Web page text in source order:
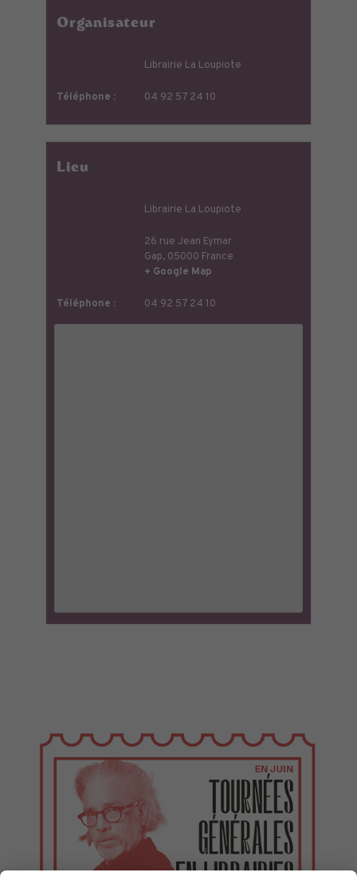
Organisateur
Librairie La Loupiote
Téléphone : 04 92 57 24 10
Lieu
Librairie La Loupiote
26 rue Jean Eymar
Gap, 05000 France
+ Google Map
Téléphone : 04 92 57 24 10